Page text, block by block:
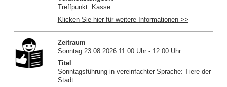
Treffpunkt: Kasse
Klicken Sie hier für weitere Informationen >>
Zeitraum
Sonntag 23.08.2026 11:00 Uhr - 12:00 Uhr
Titel
Sonntagsführung in vereinfachter Sprache: Tiere der
Stadt